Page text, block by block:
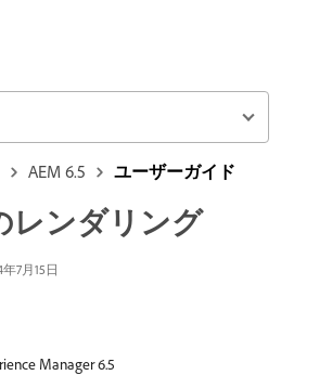
AEM 6.5 ユーザーガイド
レンダリング
7月15日
Manager 6.5